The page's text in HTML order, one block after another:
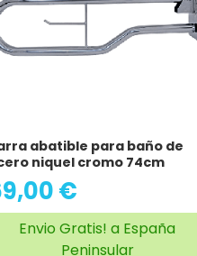
abatible para baño de
niquel cromo 74cm
€
Envio Gratis! a España
Peninsular